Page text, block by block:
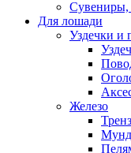
Сувениры,
Для лошади
Уздечки и
Железо